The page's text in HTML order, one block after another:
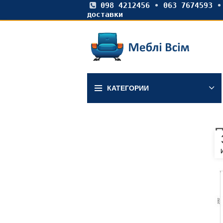
098 4212456• 063 7674593
доставки
КАТЕГОРИИ